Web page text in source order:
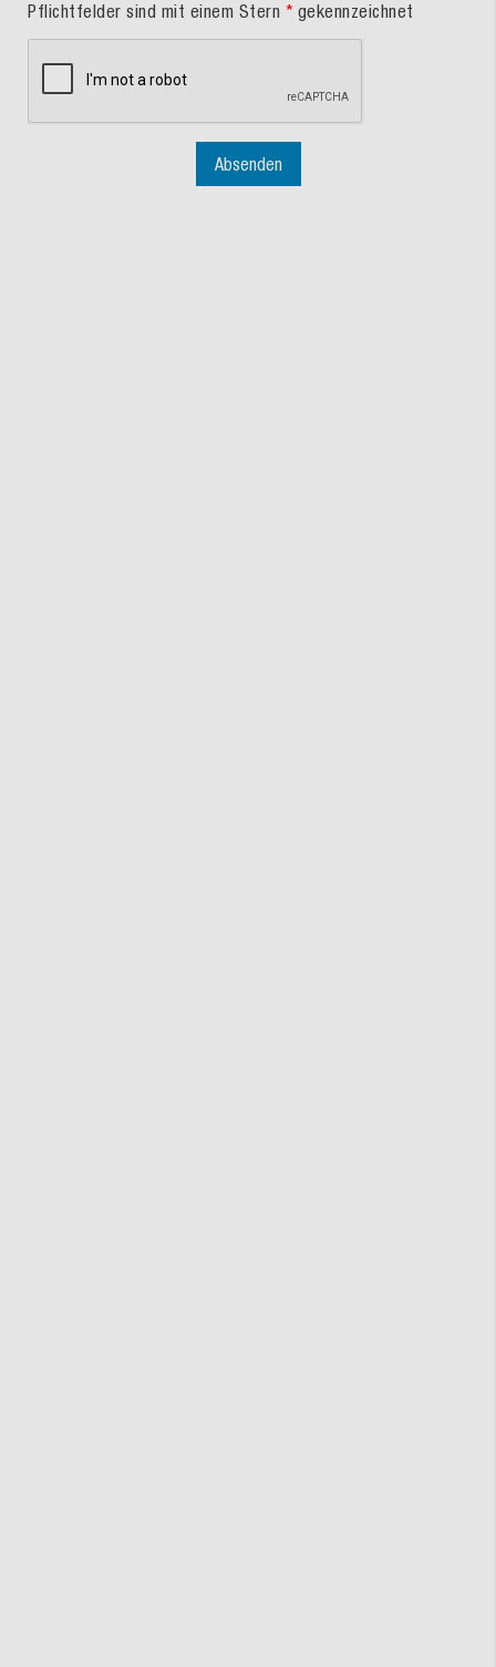
Pflichtfelder sind mit einem Stern * gekennzeichnet
Absenden